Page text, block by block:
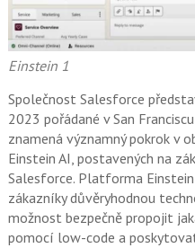
Einstein 1
Společnost Salesforce
2023 pořádané v San
znamená významný pokrok v
Einstein AI, postavených na
Salesforce. Platforma
zákazníky důvěryhodnou
možnost bezpečně propojit
pomocí low-code a